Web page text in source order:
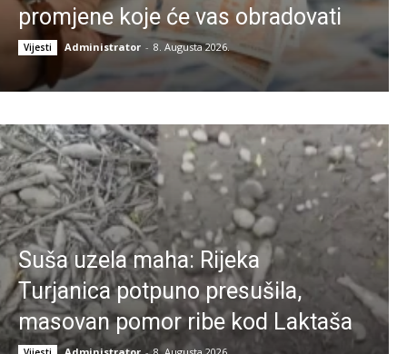
promjene koje će vas obradovati
Vijesti Administrator - 8. Augusta 2026.
Suša uzela maha: Rijeka
Turjanica potpuno presušila,
masovan pomor ribe kod Laktaša